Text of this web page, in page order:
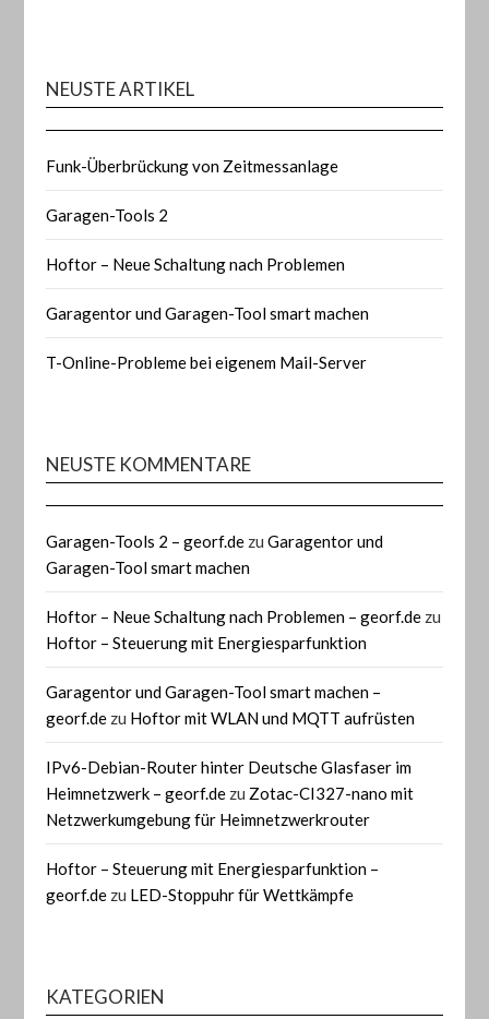
NEUSTE ARTIKEL
Funk-Überbrückung von Zeitmessanlage
Garagen-Tools 2
Hoftor – Neue Schaltung nach Problemen
Garagentor und Garagen-Tool smart machen
T-Online-Probleme bei eigenem Mail-Server
NEUSTE KOMMENTARE
Garagen-Tools 2 – georf.de zuGaragentor und
Garagen-Tool smart machen
Hoftor – Neue Schaltung nach Problemen – georf.de zu
Hoftor – Steuerung mit Energiesparfunktion
Garagentor und Garagen-Tool smart machen –
georf.de zu Hoftor mit WLAN und MQTT aufrüsten
IPv6-Debian-Router hinter Deutsche Glasfaser im
Heimnetzwerk – georf.de zu Zotac-CI327-nano mit
Netzwerkumgebung für Heimnetzwerkrouter
Hoftor – Steuerung mit Energiesparfunktion –
georf.de zu LED-Stoppuhr für Wettkämpfe
KATEGORIEN